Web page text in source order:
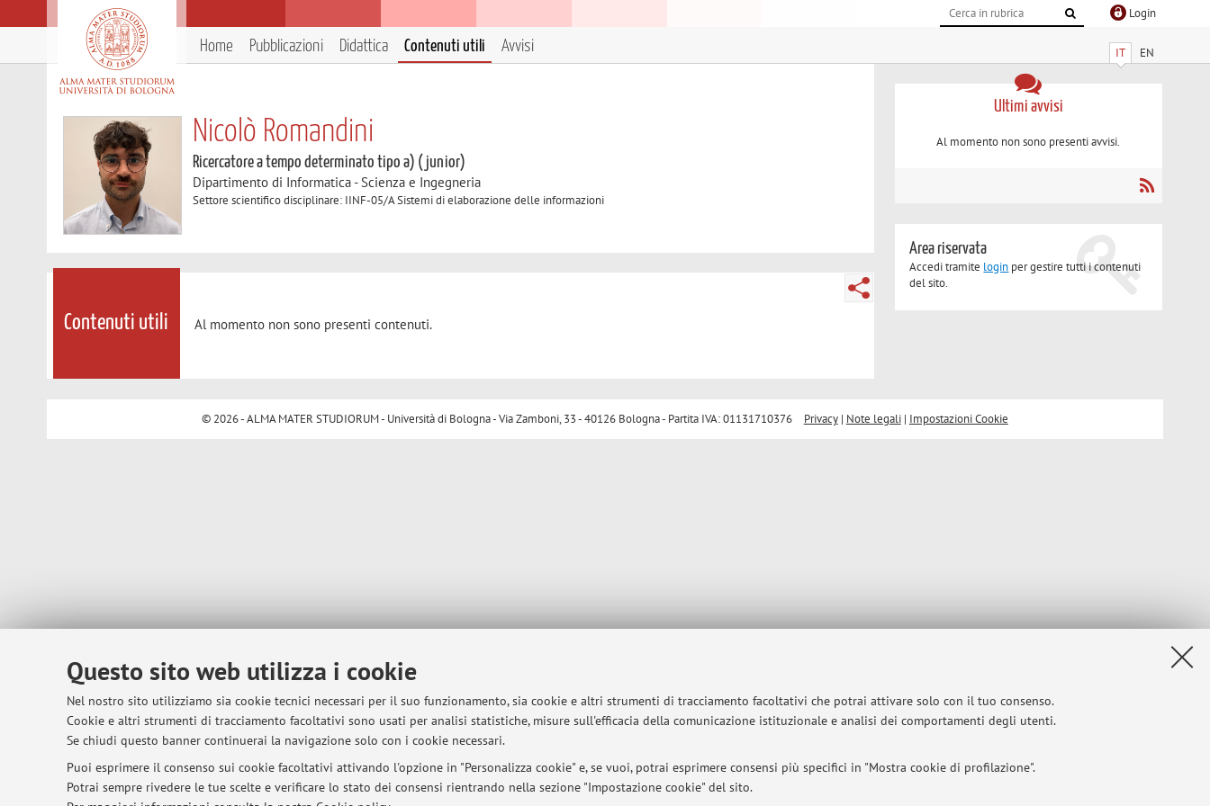
Questo sito web utilizza i cookie
Nel nostro sito utilizziamo sia cookie tecnici necessari per il suo funzionamento, sia cookie e altri strumenti di tracciamento facoltativi che potrai attivare solo con il tuo consenso.
Cookie e altri strumenti di tracciamento facoltativi sono usati per analisi statistiche, misure sull'efficacia della comunicazione istituzionale e analisi dei comportamenti degli utenti.
Se chiudi questo banner continuerai la navigazione solo con i cookie necessari.
Puoi esprimere il consenso sui cookie facoltativi attivando l'opzione in "Personalizza cookie" e, se vuoi, potrai esprimere consensi più specifici in "Mostra cookie di profilazione".
Potrai sempre rivedere le tue scelte e verificare lo stato dei consensi rientrando nella sezione "Impostazione cookie" del sito.
Login
IT EN
Home Pubblicazioni Didattica Contenuti utili Avvisi
Nicolò Romandini
Ricercatore a tempo determinato tipo a) (junior)
Dipartimento di Informatica - Scienza e Ingegneria
Settore scientifico disciplinare: IINF-05/A Sistemi di elaborazione delle informazioni
Contenuti utili Al momento non sono presenti contenuti.
Ultimi avvisi
Al momento non sono presenti avvisi.
Area riservata
Accedi tramite login per gestire tutti i contenuti
del sito.
© 2026 - ALMA MATER STUDIORUM - Università di Bologna - Via Zamboni, 33 - 40126 Bologna - Partita IVA: 01131710376 Privacy| Note legali| Impostazioni Cookie